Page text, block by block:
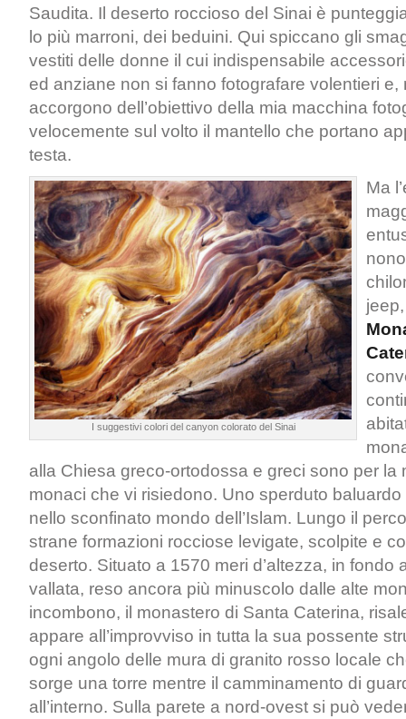
Saudita. Il deserto roccioso del Sinai è
lo più marroni, dei beduini. Qui spiccano gli
vestiti delle donne il cui indispensabile
ed anziane non si fanno fotografare volentieri e,
accorgono dell’obiettivo della mia macchina
velocemente sul volto il mantello che portano
testa.
I suggestivi colori del canyon colorato del Sinai
Ma
alla Chiesa greco-ortodossa e greci sono per la
monaci che vi risiedono. Uno sperduto
nello sconfinato mondo dell’Islam. Lungo il
strane formazioni rocciose levigate, scolpite e
deserto. Situato a 1570 meri d’altezza, in fondo
vallata, reso ancora più minuscolo dalle alte
incombono, il monastero di Santa Caterina,
appare all’improvviso in tutta la sua possente
ogni angolo delle mura di granito rosso locale
sorge una torre mentre il camminamento di
all’interno. Sulla parete a nord-ovest si può